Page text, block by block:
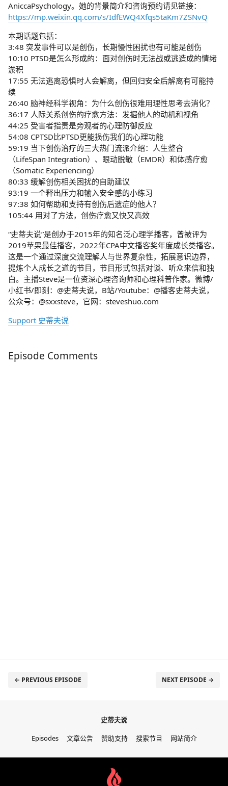
AniccaPsychology。她的背景简介和咨询预约请见链接：
https://mp.weixin.qq.com/s/IdfEWQ4Xfqs5taKm7ZSNvQ
本期话题包括：
3:48 突发事件可以是创伤，长期慢性困扰也有可能是创伤
10:10 PTSD是怎么形成的：面对创伤时无法战或逃造成的情绪
淤积
17:55 无法逃离恐惧时人会解离，但回归安全后解离有可能持
续
26:40 脑神经科学视角：为什么创伤很难用理性思考去消化？
36:17 人际关系创伤的疗愈方法：发掘他人的动机和视角
44:25 受害者指责是旁观者的心理防御反应
54:08 CPTSD比PTSD更能损伤我们的心理功能
59:19 当下创伤治疗的三大热门流派介绍：人生整合
（LifeSpan Integration）、眼动脱敏（EMDR）和体感疗愈
（Somatic Experiencing）
80:33 缓解创伤相关困扰的自助建议
93:19 一个释出压力和输入安全感的小练习
97:38 如何帮助和支持有创伤后遗症的他人？
105:44 用对了方法，创伤疗愈又快又高效
“史蒂夫说”是创办于2015年的知名泛心理学播客，曾被评为
2019苹果最佳播客，2022年CPA中文播客奖年度成长类播客。
这是一个通过深度交流理解人与世界复杂性，拓展意识边界，
提炼个人成长之道的节目，节目形式包括对谈、听众来信和独
白。主播Steve是一位资深心理咨询师和心理科普作家。微博/
小红书/即刻：@史蒂夫说，B站/Youtube：@播客史蒂夫说，
公众号：@sxxsteve，官网：steveshuo.com
Support 史蒂夫说
Episode Comments
← PREVIOUS EPISODE NEXT EPISODE →
史蒂夫说
Episodes
文章公告 赞助支持 搜索节目 网站简介